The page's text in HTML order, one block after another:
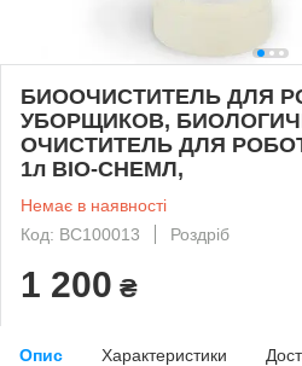
БИООЧИСТИТЕЛЬ ДЛЯ
УБОРЩИКОВ,
ОЧИСТИТЕЛЬ ДЛЯ
1л BIO-CHEMЛ,
Немає в наявності
Код: BC100013
Роздріб
1 200 ₴
Опис Характеристики